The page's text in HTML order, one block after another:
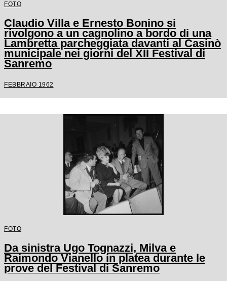
FOTO
Claudio Villa e Ernesto Bonino si
rivolgono a un cagnolino a bordo di una
Lambretta parcheggiata davanti al Casinò
municipale nei giorni del XII Festival di
Sanremo
FEBBRAIO 1962
FOTO
Da sinistra Ugo Tognazzi, Milva e
Raimondo Vianello in platea durante le
prove del Festival di Sanremo